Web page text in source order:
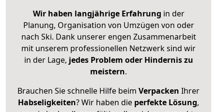
Wir haben langjährige Erfahrung in der
Planung, Organisation von Umzügen von oder
nach Ski. Dank unserer engen Zusammenarbeit
mit unserem professionellen Netzwerk sind wir
in der Lage, jedes Problem oder Hindernis zu
meistern.
Brauchen Sie schnelle Hilfe beim Verpacken Ihrer
Habseligkeiten? Wir haben die perfekte Lösung,